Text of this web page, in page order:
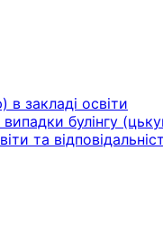
в закладі освіти
булінгу
та